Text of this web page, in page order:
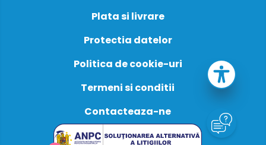
Plata si livrare
Protectia datelor
Politica de cookie-uri
Termeni si conditii
Contacteaza-ne